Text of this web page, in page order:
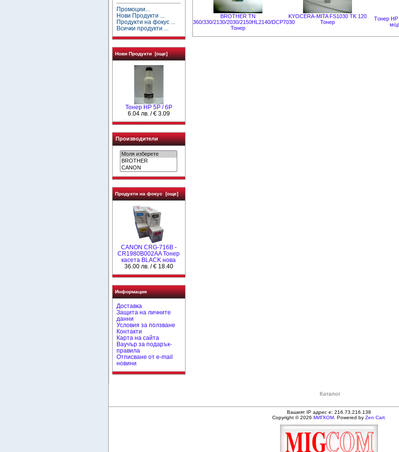
Промоции...
Нови Продукти ...
Продукти на фокус ...
Всички продукти ...
Нови Продукти [още]
Тонер HP 5P / 6P
6.04 лв. / € 3.09
Производители
Продукти на фокус [още]
CANON CRG-716B -
CR1980B002AA Тонер
касета BLACK нова
36.00 лв. / € 18.40
Информация
Доставка
Защита на личните
данни
Условия за ползване
Контакти
Карта на сайта
Ваучър за подарък-
правила
Отписване от e-mail
новини
BROTHER ТN
360/330/2130/2030/2150HL2140/DCP7030
Тонер
KYOCERA-MITA FS1030 TK 120
Тонер
Tонер
Каталог
Вашият IP адрес е: 216.73.216.138
Copyright © 2026 МИГКОМ. Powered by Zen Cart.